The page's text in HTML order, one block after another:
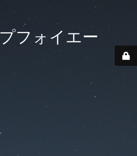
フォイエー